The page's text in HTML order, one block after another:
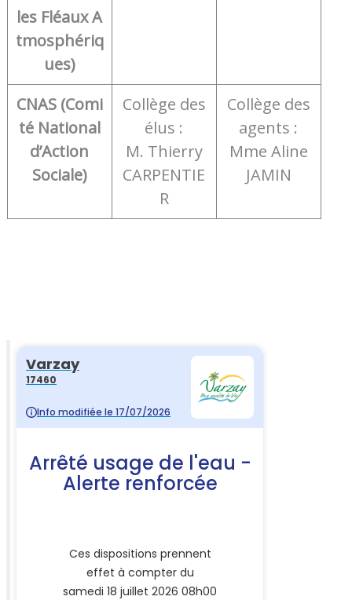
les Fléaux A
tmosphériq
ues)
CNAS (Comi
té National
d’Action
Sociale)
Collège des
élus :
M. Thierry
CARPENTIE
R
Collège des
agents :
Mme Aline
JAMIN